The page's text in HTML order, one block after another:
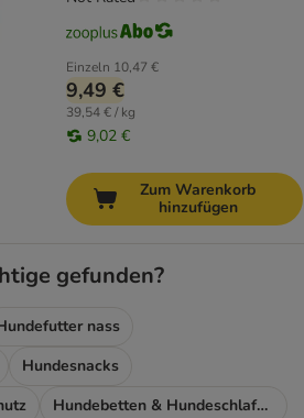
Einzeln 10,47 €
9,49 €
39,54 € / kg
9,02 €
Zum Warenkorb
hinzufügen
gefunden?
nass
Hundesnacks
Hundebetten & Hundeschlafplatz